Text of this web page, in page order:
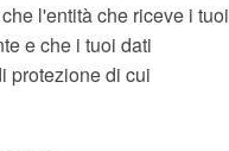
l'entità che riceve i tuoi
e che i tuoi dati
protezione di cui